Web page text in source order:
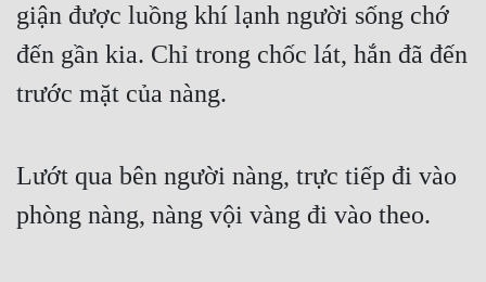
giận được luồng khí lạnh người sống chớ
đến gần kia. Chỉ trong chốc lát, hắn đã đến
trước mặt của nàng.
Lướt qua bên người nàng, trực tiếp đi vào
phòng nàng, nàng vội vàng đi vào theo.